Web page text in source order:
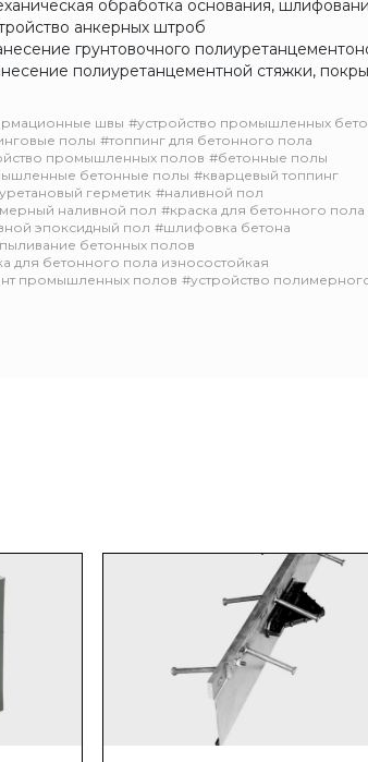
обработка основания,
анкерных штроб
грунтовочного
полиуретанцементной стяжки,
швы #устройство промышленных
полы #топпинг для бетонного пола
промышленных полов #бетонные полы
бетонные полы #кварцевый топпинг
герметик #наливной пол
наливной пол #краска для бетонного пола
эпоксидный пол #шлифовка бетона
бетонных полов
для бетонного пола износостойкая
промышленных полов #устройство